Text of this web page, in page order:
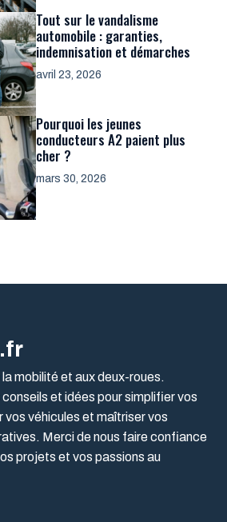
Tout sur le vandalisme
automobile : garanties,
indemnisation et démarches
avril 23, 2026
Pourquoi les jeunes
conducteurs A2 paient plus
cher ?
mars 30, 2026
mobilité et aux deux-roues.
et idées pour simplifier vos
véhicules et maîtriser vos
Merci de nous faire confiance
projets et vos passions au